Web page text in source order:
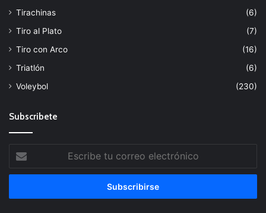
Tirachinas
(6)
Tiro al Plato
(7)
Tiro con Arco
(16)
Triatlón
(6)
Voleybol
(230)
Subscribete
Escribe
tu
correo